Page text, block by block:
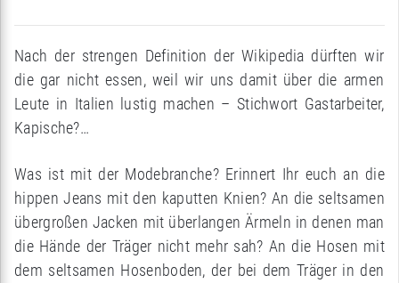
Nach der strengen Definition der Wikipedia dürften wir
die gar nicht essen, weil wir uns damit über die armen
Leute in Italien lustig machen – Stichwort Gastarbeiter,
Kapische?…
Was ist mit der Modebranche? Erinnert Ihr euch an die
hippen Jeans mit den kaputten Knien? An die seltsamen
übergroßen Jacken mit überlangen Ärmeln in denen man
die Hände der Träger nicht mehr sah? An die Hosen mit
dem seltsamen Hosenboden, der bei dem Träger in den